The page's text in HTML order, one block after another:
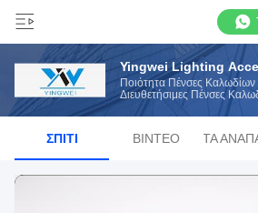
Yingwei Lighting
Ποιότητα Πένσες
Διευθετήσιμες Πένσες
ΣΠΊΤΙ ΒΊΝΤΕΟ ΛΊΣΤΑ